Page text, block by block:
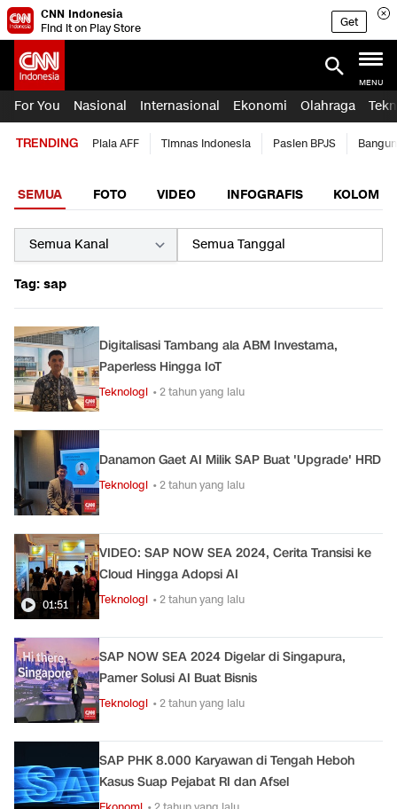
CNN Indonesia
Find it on Play Store
Get
MENU
For You Nasional Internasional Ekonomi Olahraga
TRENDING Piala AFF Timnas Indonesia Pasien BPJS
SEMUA FOTO VIDEO INFOGRAFIS KOLOM
Tag: sap
Digitalisasi Tambang ala ABM Investama,
Paperless Hingga IoT
Teknologi • 2 tahun yang lalu
Danamon Gaet AI Milik SAP Buat 'Upgrade' HRD
Teknologi • 2 tahun yang lalu
01:51
VIDEO: SAP NOW SEA 2024, Cerita Transisi ke
Cloud Hingga Adopsi AI
Teknologi • 2 tahun yang lalu
SAP NOW SEA 2024 Digelar di Singapura,
Pamer Solusi AI Buat Bisnis
Teknologi • 2 tahun yang lalu
SAP PHK 8.000 Karyawan di Tengah Heboh
Kasus Suap Pejabat RI dan Afsel